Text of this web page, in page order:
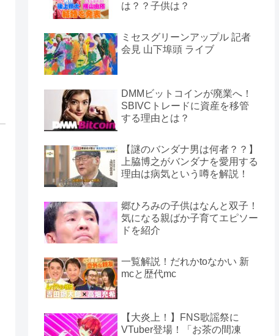
は？？子供は？
ミセスグリーンアップル 記者
会見 山下埠頭 ライブ
DMMビットコインが廃業へ！
SBIVCトレードに資産を移管
する理由とは？
【謎のバンダナ男は何者？？】
上脇博之がバンダナを愛用する
理由は病気という噂を解説！
郷ひろみの子供はなんと双子！
気になる親ばか子育てエピソー
ドを紹介
一覧解説！だれかtoなかい 新
mcと歴代mc
【大炎上！】FNS歌謡祭に
VTuber登場！「お茶の間凍